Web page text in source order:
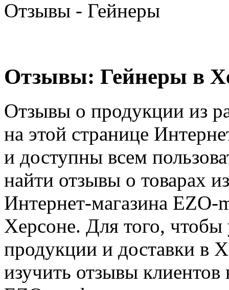
Отзывы - Гейнеры
Отзывы: Гейнеры в
Отзывы о продукции из
на этой странице
и доступны всем
найти отзывы о товарах
Интернет-магазина EZO-
Херсоне. Для того, чтобы
продукции и доставки в
изучить отзывы